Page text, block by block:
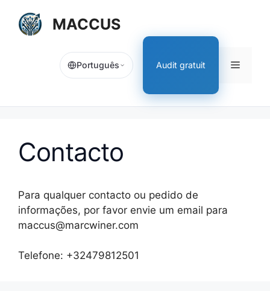
contenu
MACCUS
Português Audit gratuit Menu
Contacto
Para qualquer contacto ou pedido de
informações, por favor envie um email para
maccus@marcwiner.com
Telefone: +32479812501